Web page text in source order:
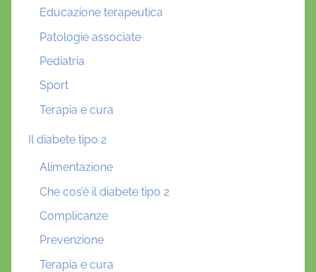
Educazione terapeutica
Patologie associate
Pediatria
Sport
Terapia e cura
Il diabete tipo 2
Alimentazione
Che cos’è il diabete tipo 2
Complicanze
Prevenzione
Terapia e cura